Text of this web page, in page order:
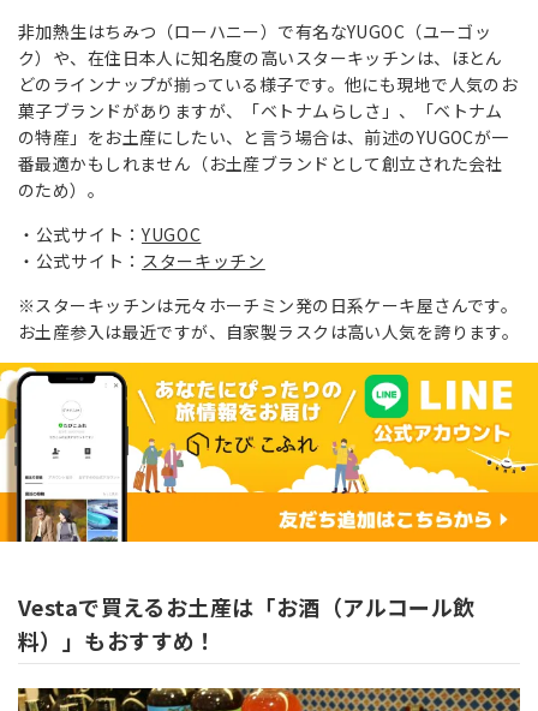
非加熱生はちみつ（ローハニー）で有名なYUGOC（ユーゴッ
ク）や、在住日本人に知名度の高いスターキッチンは、ほとん
どのラインナップが揃っている様子です。他にも現地で人気のお
菓子ブランドがありますが、「ベトナムらしさ」、「ベトナム
の特産」をお土産にしたい、と言う場合は、前述のYUGOCが一
番最適かもしれません（お土産ブランドとして創立された会社
のため）。
公式サイト： YUGOC
公式サイト： スターキッチン
※スターキッチンは元々ホーチミン発の日系ケーキ屋さんです。
お土産参入は最近ですが、自家製ラスクは高い人気を誇ります。
Vestaで買えるお土産は「お酒（アルコール飲
料）」もおすすめ！